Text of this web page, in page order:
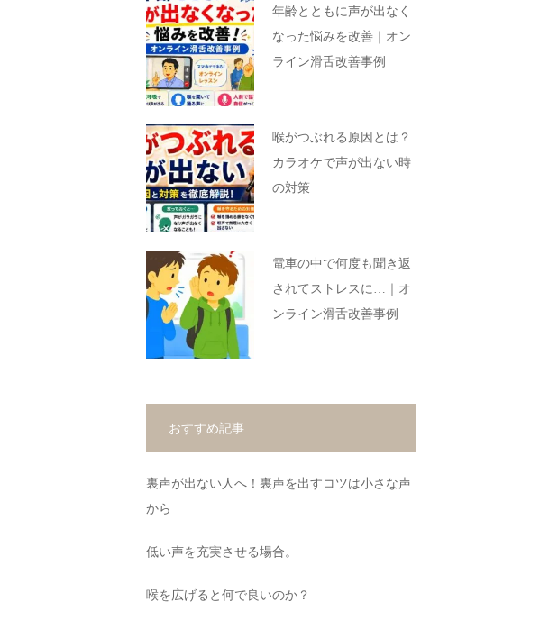
年齢とともに声が出なく
なった悩みを改善｜オン
ライン滑舌改善事例
喉がつぶれる原因とは？
カラオケで声が出ない時
の対策
電車の中で何度も聞き返
されてストレスに…｜オ
ンライン滑舌改善事例
おすすめ記事
裏声が出ない人へ！裏声を出すコツは小さな声
から
低い声を充実させる場合。
喉を広げると何で良いのか？